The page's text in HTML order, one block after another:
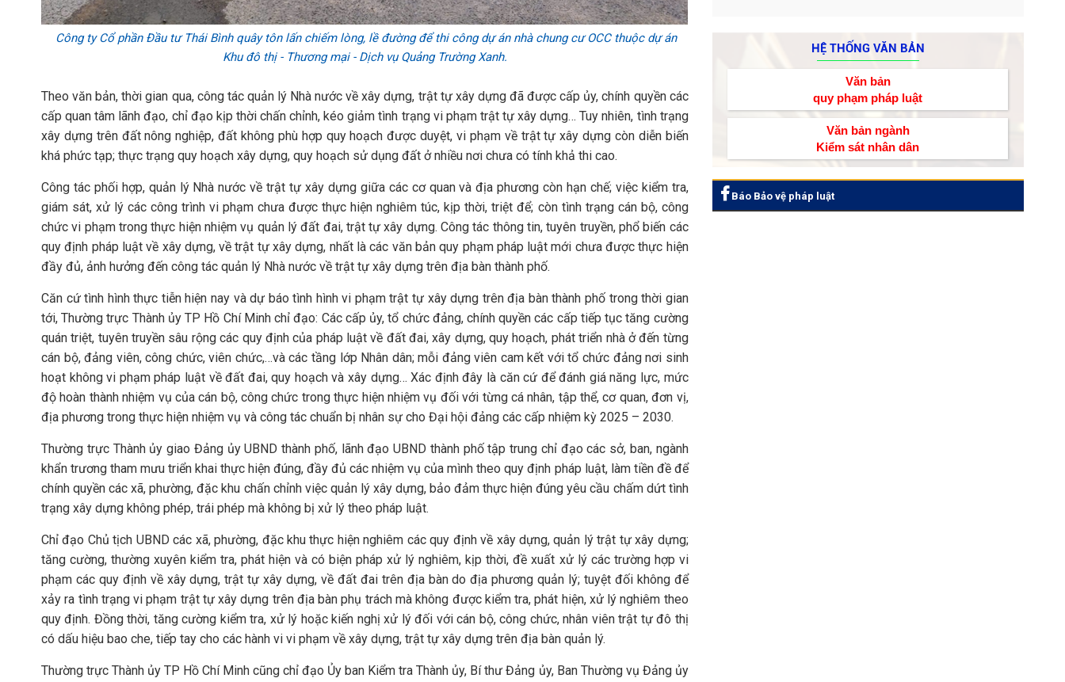
Công ty Cổ phần Đầu tư Thái Bình quây tôn lấn chiếm lòng, lề đường để thi công dự án nhà chung cư OCC thuộc dự án
Khu đô thị - Thương mại - Dịch vụ Quảng Trường Xanh.
Theo văn bản, thời gian qua, công tác quản lý Nhà nước về xây dựng, trật tự xây dựng đã được cấp ủy, chính quyền các
cấp quan tâm lãnh đạo, chỉ đạo kịp thời chấn chỉnh, kéo giảm tình trạng vi phạm trật tự xây dựng… Tuy nhiên, tình trạng
xây dựng trên đất nông nghiệp, đất không phù hợp quy hoạch được duyệt, vi phạm về trật tự xây dựng còn diễn biến
khá phức tạp; thực trạng quy hoạch xây dựng, quy hoạch sử dụng đất ở nhiều nơi chưa có tính khả thi cao.
Công tác phối hợp, quản lý Nhà nước về trật tự xây dựng giữa các cơ quan và địa phương còn hạn chế; việc kiểm tra,
giám sát, xử lý các công trình vi phạm chưa được thực hiện nghiêm túc, kịp thời, triệt để; còn tình trạng cán bộ, công
chức vi phạm trong thực hiện nhiệm vụ quản lý đất đai, trật tự xây dựng. Công tác thông tin, tuyên truyền, phổ biến các
quy định pháp luật về xây dựng, về trật tự xây dựng, nhất là các văn bản quy phạm pháp luật mới chưa được thực hiện
đầy đủ, ảnh hưởng đến công tác quản lý Nhà nước về trật tự xây dựng trên địa bàn thành phố.
Căn cứ tình hình thực tiễn hiện nay và dự báo tình hình vi phạm trật tự xây dựng trên địa bàn thành phố trong thời gian
tới, Thường trực Thành ủy TP Hồ Chí Minh chỉ đạo: Các cấp ủy, tổ chức đảng, chính quyền các cấp tiếp tục tăng cường
quán triệt, tuyên truyền sâu rộng các quy định của pháp luật về đất đai, xây dựng, quy hoạch, phát triển nhà ở đến từng
cán bộ, đảng viên, công chức, viên chức,…và các tầng lớp Nhân dân; mỗi đảng viên cam kết với tổ chức đảng nơi sinh
hoạt không vi phạm pháp luật về đất đai, quy hoạch và xây dựng… Xác định đây là căn cứ để đánh giá năng lực, mức
độ hoàn thành nhiệm vụ của cán bộ, công chức trong thực hiện nhiệm vụ đối với từng cá nhân, tập thể, cơ quan, đơn vị,
địa phương trong thực hiện nhiệm vụ và công tác chuẩn bị nhân sự cho Đại hội đảng các cấp nhiệm kỳ 2025 – 2030.
Thường trực Thành ủy giao Đảng ủy UBND thành phố, lãnh đạo UBND thành phố tập trung chỉ đạo các sở, ban, ngành
khẩn trương tham mưu triển khai thực hiện đúng, đầy đủ các nhiệm vụ của mình theo quy định pháp luật, làm tiền đề để
chính quyền các xã, phường, đặc khu chấn chỉnh việc quản lý xây dựng, bảo đảm thực hiện đúng yêu cầu chấm dứt tình
trạng xây dựng không phép, trái phép mà không bị xử lý theo pháp luật.
Chỉ đạo Chủ tịch UBND các xã, phường, đặc khu thực hiện nghiêm các quy định về xây dựng, quản lý trật tự xây dựng;
tăng cường, thường xuyên kiểm tra, phát hiện và có biện pháp xử lý nghiêm, kịp thời, đề xuất xử lý các trường hợp vi
phạm các quy định về xây dựng, trật tự xây dựng, về đất đai trên địa bàn do địa phương quản lý; tuyệt đối không để
xảy ra tình trạng vi phạm trật tự xây dựng trên địa bàn phụ trách mà không được kiểm tra, phát hiện, xử lý nghiêm theo
quy định. Đồng thời, tăng cường kiểm tra, xử lý hoặc kiến nghị xử lý đối với cán bộ, công chức, nhân viên trật tự đô thị
có dấu hiệu bao che, tiếp tay cho các hành vi vi phạm về xây dựng, trật tự xây dựng trên địa bàn quản lý.
Thường trực Thành ủy TP Hồ Chí Minh cũng chỉ đạo Ủy ban Kiểm tra Thành ủy, Bí thư Đảng ủy, Ban Thường vụ Đảng ủy
HỆ THỐNG VĂN BẢN
Văn bản
quy phạm pháp luật
Văn bản ngành
Kiểm sát nhân dân
Báo Bảo vệ pháp luật